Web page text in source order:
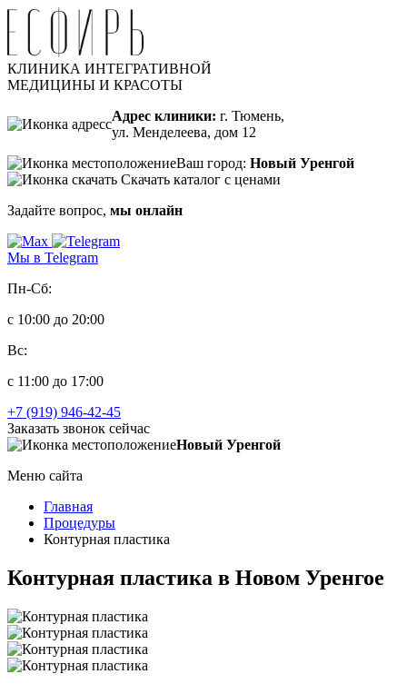
КЛИНИКА ИНТЕГРАТИВНОЙ
МЕДИЦИНЫ И КРАСОТЫ
Адрес клиники: г. Тюмень,
ул. Менделеева, дом 12
Ваш город: Новый Уренгой
Скачать каталог с ценами
Задайте вопрос, мы онлайн
Мы в Telegram
Пн-Сб:
с 10:00 до 20:00
Вс:
с 11:00 до 17:00
+7 (919) 946-42-45
Заказать звонок сейчас
Новый Уренгой
Меню сайта
Главная
Процедуры
Контурная пластика
Контурная пластика в Новом Уренгое